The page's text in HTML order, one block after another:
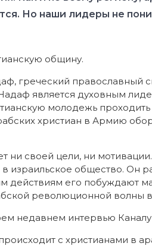
Но наши лидеры не
общину.
греческий православный
является духовным
молодежь
христиан в Армию
ни своей цели, ни
израильское общество. Он
действиям его побуждают
революционной волны
недавнем интервью Каналу
с христианами в